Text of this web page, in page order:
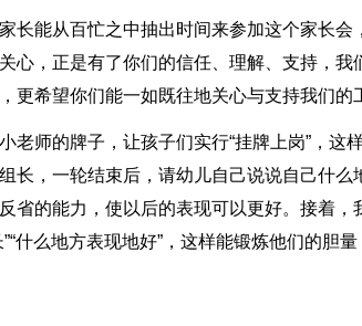
长能从百忙之中抽出时间来参加这个家长会
心，正是有了你们的信任、理解、支持，我
更希望你们能一如既往地关心与支持我们的
老师的牌子，让孩子们实行“挂牌上岗”，这
长，一轮结束后，请幼儿自己说说自己什么
省的能力，使以后的表现可以更好。接着，
什么地方表现地好”，这样能锻炼他们的胆